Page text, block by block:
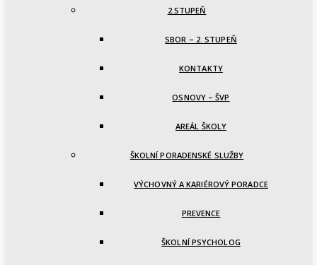
2.STUPEŇ
SBOR – 2. STUPEŇ
KONTAKTY
OSNOVY – ŠVP
AREÁL ŠKOLY
ŠKOLNÍ PORADENSKÉ SLUŽBY
VÝCHOVNÝ A KARIÉROVÝ PORADCE
PREVENCE
ŠKOLNÍ PSYCHOLOG